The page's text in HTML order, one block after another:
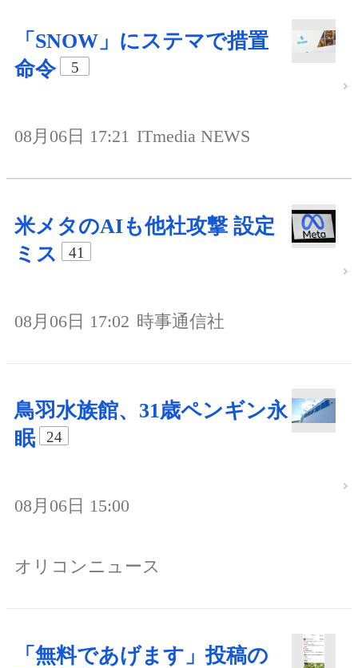
「SNOW」にステマで措置
命令
5
08月06日 17:21 ITmedia NEWS
米メタのAIも他社攻撃 設定
ミス
41
08月06日 17:02 時事通信社
鳥羽水族館、31歳ペンギン永
眠
24
08月06日 15:00
オリコンニュース
「無料であげます」投稿の